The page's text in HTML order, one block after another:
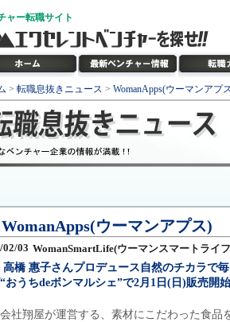
ャー転職サイト
> 転職息抜きニュース > WomanApps(ウーマンアプ
WomanApps(ウーマンアプス)
02/03 WomanSmartLife(ウーマンスマートライ
高橋 惠子さんプロデュース自然のチカラで
おうちdeボンマルシェ”で2月1日(日)販売開始
社翔屋が運営する、素材にこだわった食品